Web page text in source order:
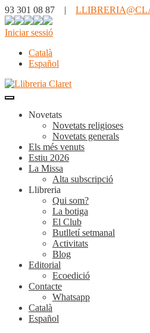
93 301 08 87 |
Iniciar sessió
Català
Español
Novetats
Novetats religioses
Novetats generals
Els més venuts
Estiu 2026
La Missa
Alta subscripció
Llibreria
Qui som?
La botiga
El Club
Butlletí setmanal
Activitats
Blog
Editorial
Ecoedició
Contacte
Whatsapp
Català
Español